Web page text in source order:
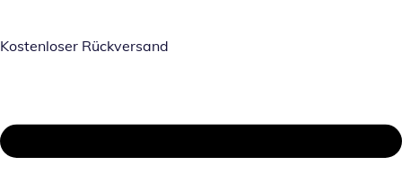
Kostenloser Rückversand